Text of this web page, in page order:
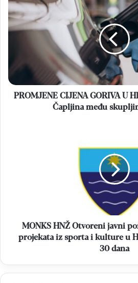
CIJENA
GORIVA
U
HERCEGOVINI
Čapljina
među
skupljima
PROMJENE CIJENA GORIVA U
Čapljina među
sporta
HNŽ-
MONKS HNŽ Otvoreni javni
projekata iz sporta i kulture u
30 dana